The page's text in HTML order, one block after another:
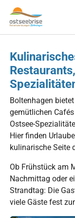
Skip to main
Zum Hauptinhalt
Skip to page footer
Boltenhagen
gemütlichen
Ostsee-
Hier finden
kulinarische Seite
Ob Frühstück am
Nachmittag oder
Strandtag: Die
viele Gäste fest